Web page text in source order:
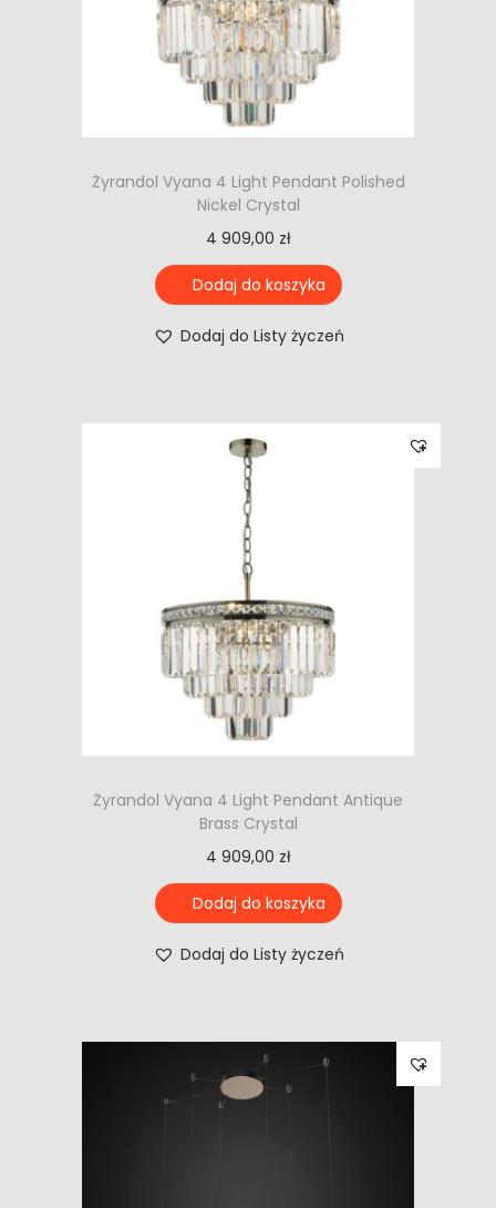
Żyrandol Vyana 4 Light Pendant Polished
Nickel Crystal
4 909,00 zł
Dodaj do koszyka
Dodaj do Listy życzeń
Żyrandol Vyana 4 Light Pendant Antique
Brass Crystal
4 909,00 zł
Dodaj do koszyka
Dodaj do Listy życzeń